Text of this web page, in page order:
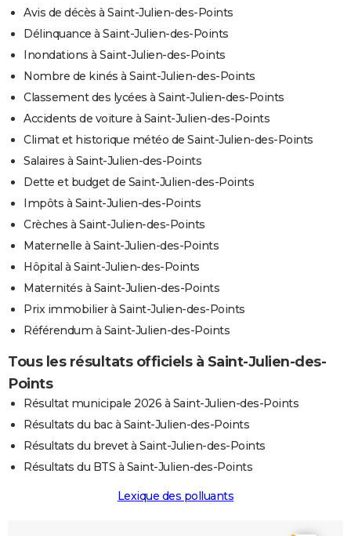
Avis de décès à Saint-Julien-des-Points
Délinquance à Saint-Julien-des-Points
Inondations à Saint-Julien-des-Points
Nombre de kinés à Saint-Julien-des-Points
Classement des lycées à Saint-Julien-des-Points
Accidents de voiture à Saint-Julien-des-Points
Climat et historique météo de Saint-Julien-des-Points
Salaires à Saint-Julien-des-Points
Dette et budget de Saint-Julien-des-Points
Impôts à Saint-Julien-des-Points
Crèches à Saint-Julien-des-Points
Maternelle à Saint-Julien-des-Points
Hôpital à Saint-Julien-des-Points
Maternités à Saint-Julien-des-Points
Prix immobilier à Saint-Julien-des-Points
Référendum à Saint-Julien-des-Points
Tous les résultats officiels à Saint-Julien-des-
Points
Résultat municipale 2026 à Saint-Julien-des-Points
Résultats du bac à Saint-Julien-des-Points
Résultats du brevet à Saint-Julien-des-Points
Résultats du BTS à Saint-Julien-des-Points
Lexique des polluants